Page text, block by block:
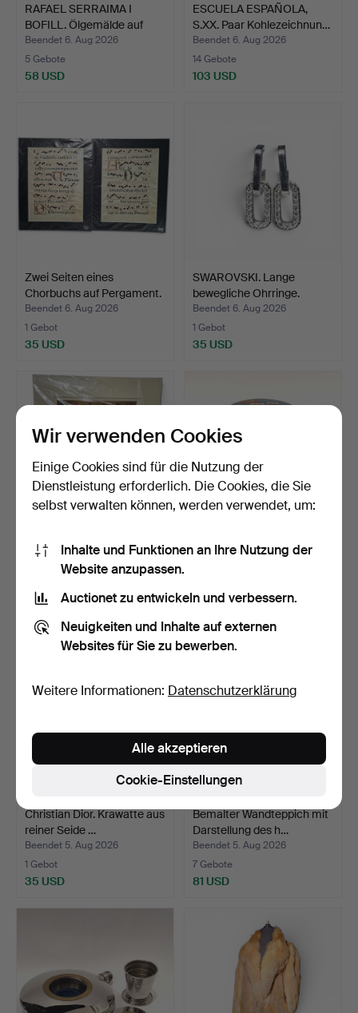
RAFAEL SERRAIMA I
BOFILL. Ölgemälde auf
Le…
Beendet 6. Aug 2026
5 Gebote
58 USD
ESCUELA ESPAÑOLA,
S.XX. Paar Kohlezeichnun…
Beendet 6. Aug 2026
14 Gebote
103 USD
Zwei Seiten eines
Chorbuchs auf Pergament.
…
Beendet 6. Aug 2026
1 Gebot
35 USD
SWAROVSKI. Lange
bewegliche Ohrringe.
Beendet 6. Aug 2026
1 Gebot
35 USD
D'ací i d'allá, Winter 1932.
Originalplaka…
Beendet 5. Aug 2026
1 Gebot
Antiker zylindrischer
orientalischer Behäl…
5 Gebote
Christian Dior. Krawatte aus
reiner Seide …
Beendet 5. Aug 2026
1 Gebot
35 USD
Bemalter Wandteppich mit
Darstellung des h…
Beendet 5. Aug 2026
7 Gebote
81 USD
Wir verwenden Cookies
Einige Cookies sind für die Nutzung der
Dienstleistung erforderlich. Die Cookies, die Sie
selbst verwalten können, werden verwendet, um:
Inhalte und Funktionen an Ihre Nutzung der
Website anzupassen.
Auctionet zu entwickeln und verbessern.
Neuigkeiten und Inhalte auf externen
Websites für Sie zu bewerben.
Weitere Informationen: Datenschutzerklärung
Cookie-Einstellungen
Alle akzeptieren